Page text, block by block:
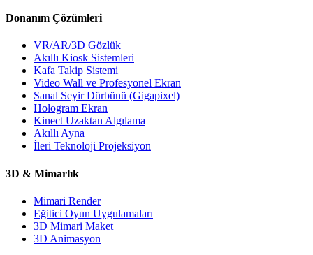
Donanım Çözümleri
VR/AR/3D Gözlük
Akıllı Kiosk Sistemleri
Kafa Takip Sistemi
Video Wall ve Profesyonel Ekran
Sanal Seyir Dürbünü (Gigapixel)
Hologram Ekran
Kinect Uzaktan Algılama
Akıllı Ayna
İleri Teknoloji Projeksiyon
3D & Mimarlık
Mimari Render
Eğitici Oyun Uygulamaları
3D Mimari Maket
3D Animasyon